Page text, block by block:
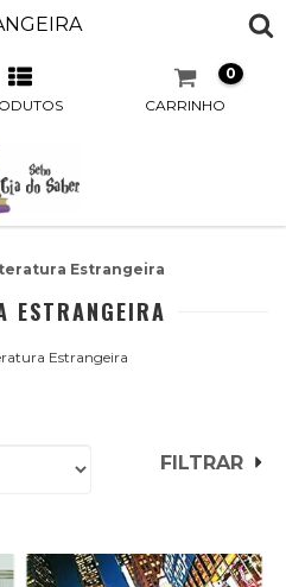
CARRINHO
0
Estrangeira
ESTRANGEIRA
Estrangeira
FILTRAR